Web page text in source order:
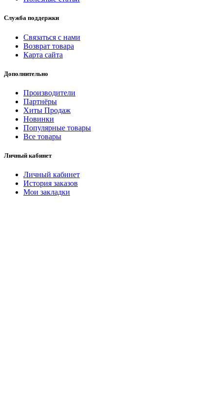
Служба поддержки
Связаться с нами
Возврат товара
Карта сайта
Дополнительно
Производители
Партнёры
Хиты Продаж
Новинки
Популярные товары
Все товары
Личный кабинет
Личный кабинет
История заказов
Мои закладки